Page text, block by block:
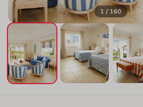
1 / 160